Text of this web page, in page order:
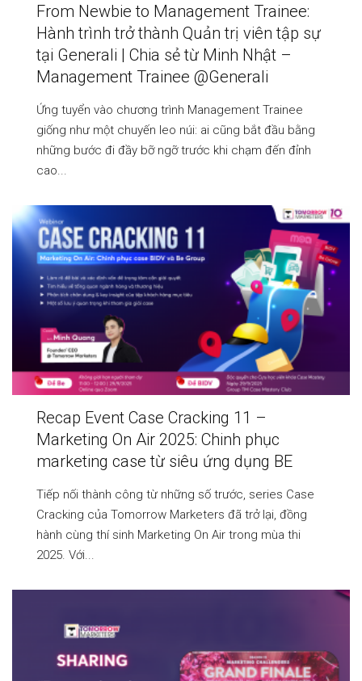
From Newbie to Management Trainee:
Hành trình trở thành Quản trị viên tập sự
tại Generali | Chia sẻ từ Minh Nhật –
Management Trainee @Generali
Ứng tuyển vào chương trình Management Trainee
giống như một chuyến leo núi: ai cũng bắt đầu bằng
những bước đi đầy bỡ ngỡ trước khi chạm đến đỉnh
cao...
Recap Event Case Cracking 11 –
Marketing On Air 2025: Chinh phục
marketing case từ siêu ứng dụng BE
Tiếp nối thành công từ những số trước, series Case
Cracking của Tomorrow Marketers đã trở lại, đồng
hành cùng thí sinh Marketing On Air trong mùa thi
2025. Với...